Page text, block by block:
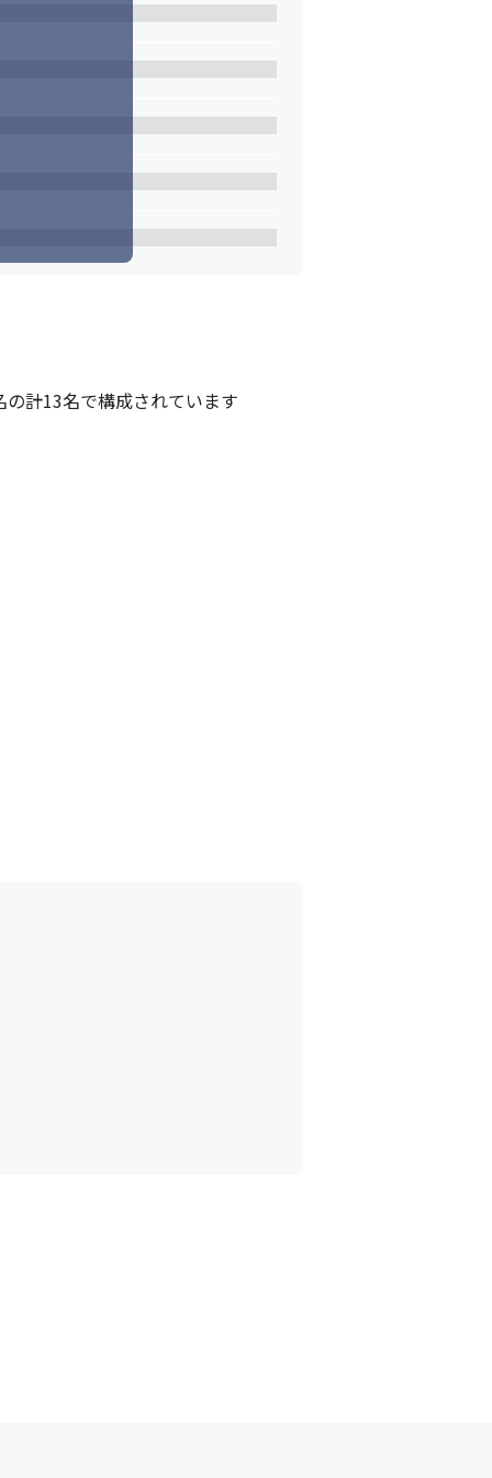
計13名で構成されています